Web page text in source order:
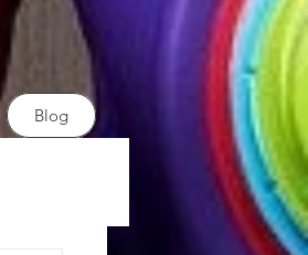
Blog